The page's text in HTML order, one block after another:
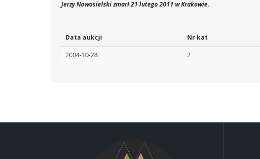
Jerzy Nowosielski zmarł 21 lutego 2011 w Krakowie.
Data aukcji Nr kat
2004-10-28 2